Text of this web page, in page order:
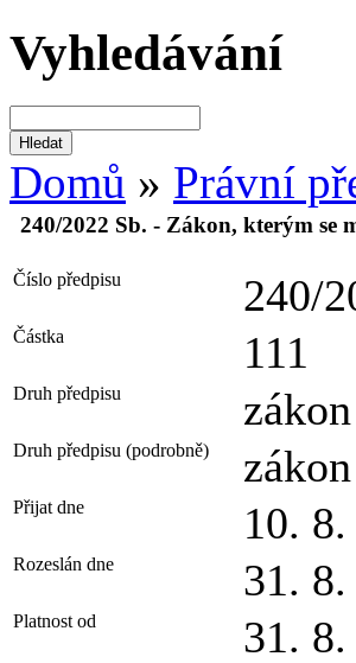
Vyhledávání
Domů » Právní
240/2022 Sb. - Zákon, kterým se
Číslo předpisu 240/
Částka 111
Druh předpisu zákon
Druh předpisu (podrobně)
Přijat dne 10.
Rozeslán dne 31.
Platnost od 31.